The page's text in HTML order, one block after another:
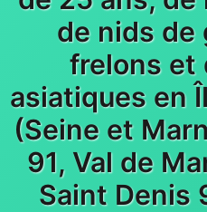
de nids de
frelons et
asiatiques en
(Seine et
91, Val de
Saint Denis